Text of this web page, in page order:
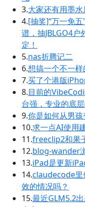
3.大家还有用墨
4.[抽奖]“万一免
谱，抽JBLGO4
定！
5.nas折腾记二
6.想搞一个不一
7.买了个港版
8.目前的
台强，专业的底
9.你是如何从男孩
10.求一点AI使用
11.freeclip2和果
12.blog-wander
13.iPad是更新
14.claudecode里
效的情况吗？
15.最近GLM5.2